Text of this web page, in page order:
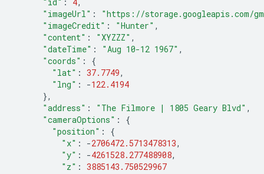
"imageUrl" :
"https://storage.googleapis.com/
"imageCredit" : "Hunter" ,
"content" : "XYZZZ" ,
"dateTime" : "Aug 10-12 1967" ,
"coords" :
{
"lat" : 37.7749,
"lng" : -122.4194
},
"address" : "The Filmore | 1805 Geary Blvd" ,
"cameraOptions" :
{
"position" :
{
"x" : -2706472.5713478313,
"y" : -4261528.277488908,
"z" : 3885143.750529967